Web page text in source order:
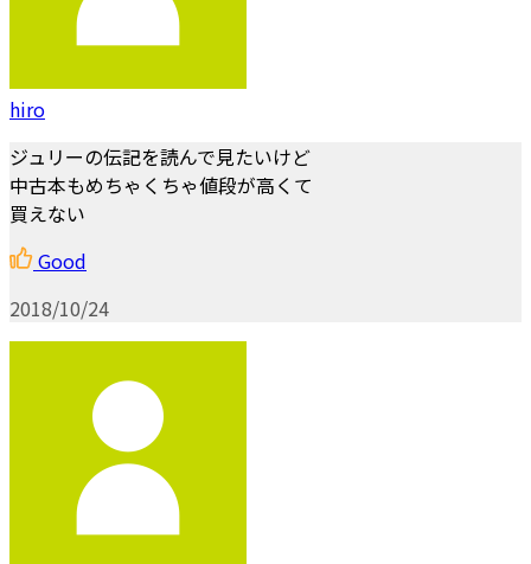
hiro
ジュリーの伝記を読んで見たいけど
中古本もめちゃくちゃ値段が高くて
買えない
Good
2018/10/24